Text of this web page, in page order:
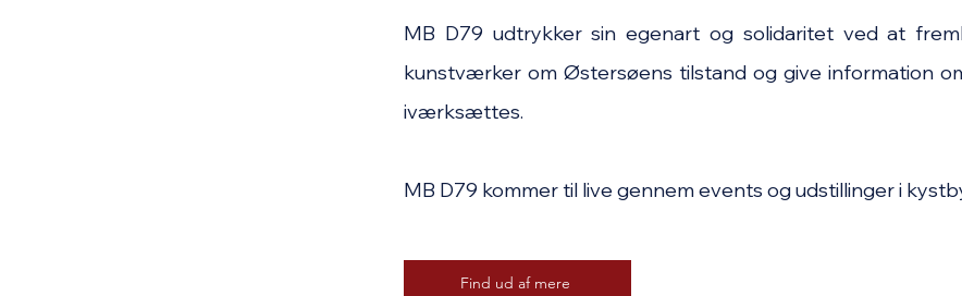
MB D79 udtrykker sin egenart og solidaritet ved at
kunstværker om Østersøens tilstand og give information
iværksættes.
MB D79 kommer til live gennem events og udstillinger i
Find ud af mere